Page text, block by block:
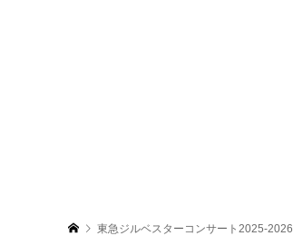
東急ジルベスターコンサート2025-2026